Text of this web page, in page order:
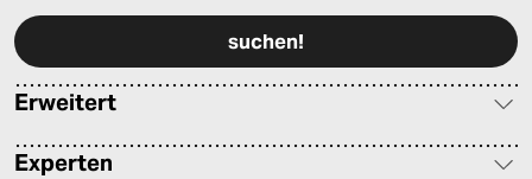
Erweitert
Experten